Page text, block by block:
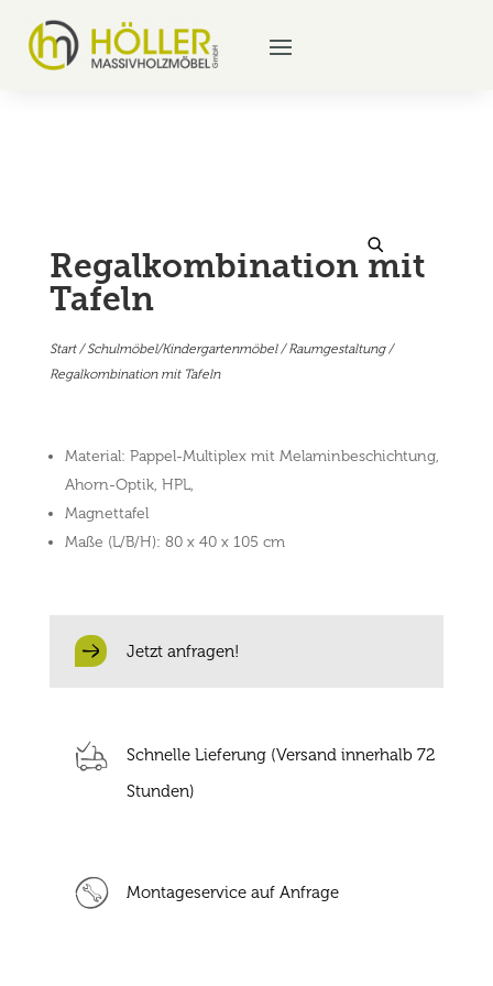
Regalkombination mit
Tafeln
Start/Schulmöbel/Kindergartenmöbel/Raumgestaltung/
Regalkombination mit Tafeln
Material: Pappel-Multiplex mit Melaminbeschichtung,
Ahorn-Optik, HPL,
Magnettafel
Maße (L/B/H): 80 x 40 x 105 cm
Jetzt anfragen!
Schnelle Lieferung (Versand innerhalb 72
Stunden)
Montageservice auf Anfrage